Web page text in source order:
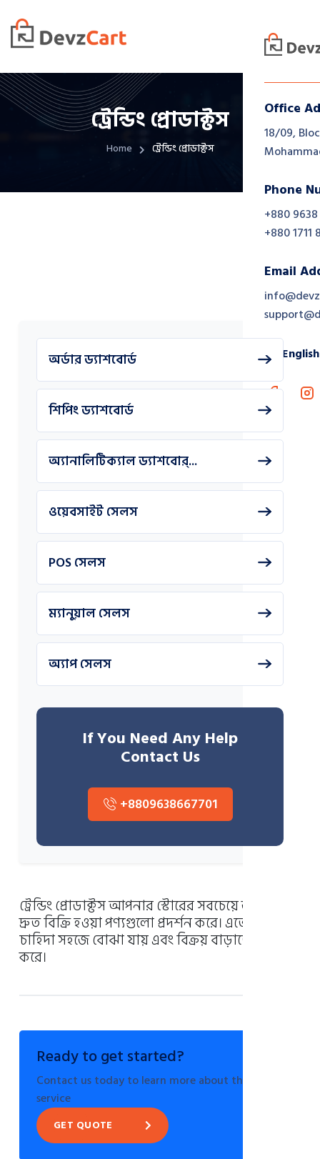
Office
18/09,
Phone
+880
+880 1711
Email
English
ট্রেন্ডিং প্রোডাক্টস
Home ট্রেন্ডিং প্রোডাক্টস
অর্ডার ড্যাশবোর্ড
শিপিং ড্যাশবোর্ড
অ্যানালিটিক্যাল ড্যাশবোর্...
ওয়েবসাইট সেলস
POS সেলস
ম্যানুয়াল সেলস
অ্যাপ সেলস
If You Need Any Help
Contact Us
+8809638667701
ট্রেন্ডিং প্রোডাক্টস আপনার স্টোরের সবচেয়ে জনপ্রিয় ও
দ্রুত বিক্রি হওয়া পণ্যগুলো প্রদর্শন করে। এতে গ্রাহকের
চাহিদা সহজে বোঝা যায় এবং বিক্রয় বাড়াতে সহায়তা
করে।
Ready to get started?
Contact us today to learn more about this
service
GET QUOTE